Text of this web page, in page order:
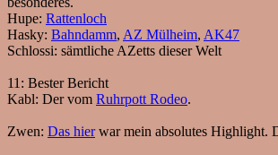
Hupe: Rattenloch
Hasky: Bahndamm, AZ Mülheim, AK47
Schlossi: sämtliche AZetts dieser Welt
11: Bester Bericht
Kabl: Der vom Ruhrpott Rodeo.
Zwen: Das hierwar mein absolutes Highlight.